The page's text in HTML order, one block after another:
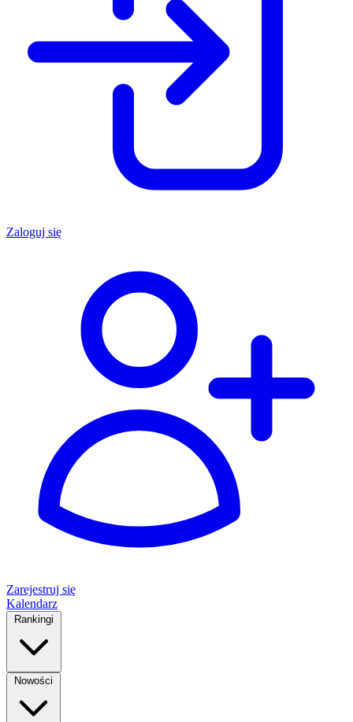
Zaloguj się
Zarejestruj się
Kalendarz
Rankingi
Nowości